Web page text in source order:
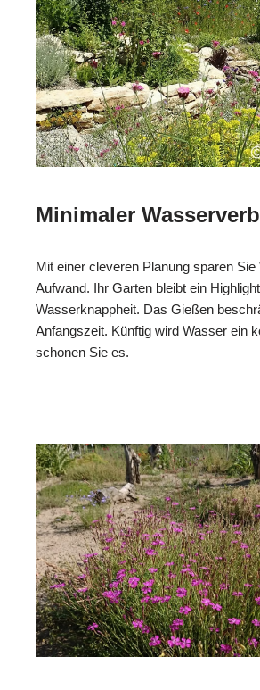
Minimaler
Mit einer cleveren Planung sparen Sie
Aufwand. Ihr Garten bleibt ein
Wasserknappheit. Das Gießen
Anfangszeit. Künftig wird Wasser ein
schonen Sie es.